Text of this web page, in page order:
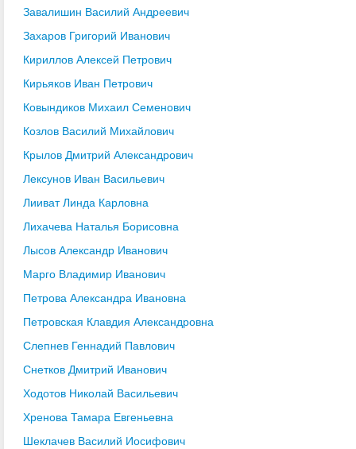
Завалишин Василий Андреевич
Захаров Григорий Иванович
Кириллов Алексей Петрович
Кирьяков Иван Петрович
Ковындиков Михаил Семенович
Козлов Василий Михайлович
Крылов Дмитрий Александрович
Лексунов Иван Васильевич
Лииват Линда Карловна
Лихачева Наталья Борисовна
Лысов Александр Иванович
Марго Владимир Иванович
Петрова Александра Ивановна
Петровская Клавдия Александровна
Слепнев Геннадий Павлович
Снетков Дмитрий Иванович
Ходотов Николай Васильевич
Хренова Тамара Евгеньевна
Шеклачев Василий Иосифович